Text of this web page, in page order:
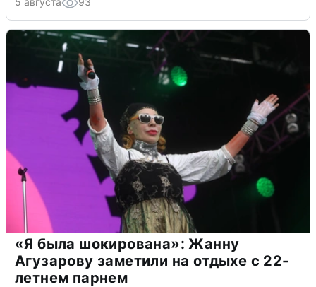
«Я была шокирована»: Жанну
Агузарову заметили на отдыхе с 22-
летнем парнем